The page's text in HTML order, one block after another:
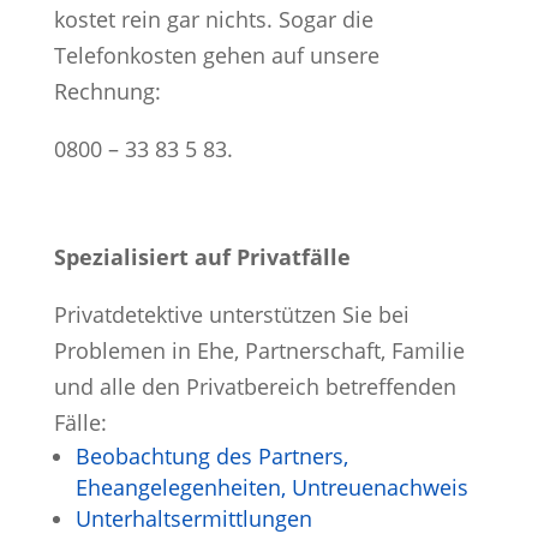
kostet rein gar nichts. Sogar die
Telefonkosten gehen auf unsere
Rechnung:
0800 – 33 83 5 83.
Spezialisiert auf Privatfälle
Privatdetektive unterstützen Sie bei
Problemen in Ehe, Partnerschaft, Familie
und alle den Privatbereich betreffenden
Fälle:
Beobachtung des Partners,
Eheangelegen­heiten, Untreuenachweis
Unterhalts­ermittlungen